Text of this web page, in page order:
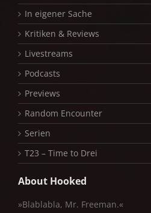
In eigener Sache
Kritiken & Reviews
Livestreams
Podcasts
Previews
Random Encounter
Serien
T23 – Time to Drei
About Hooked
»Blablabla, Mr. Freeman.«